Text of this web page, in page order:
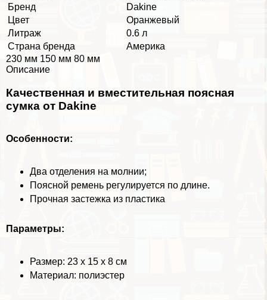
Бренд
Dakine
Цвет
Оранжевый
Литраж
0.6 л
Страна бренда
Америка
230 мм 150 мм 80 мм
Описание
Качественная и вместительная поясная
сумка от Dakine
Особенности:
Два отделения на молнии;
Поясной ремень регулируется по длине.
Прочная застежка из пластика
Параметры:
Размер: 23 х 15 х 8 см
Материал: полиэстер